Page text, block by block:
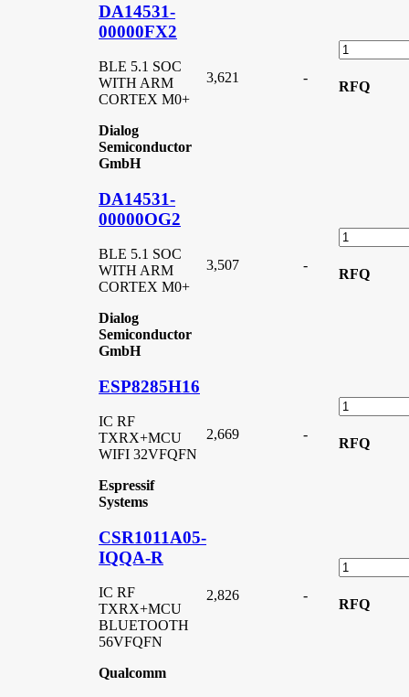
DA14531-
00000FX2
BLE 5.1 SOC
WITH ARM
CORTEX M0+
Dialog
Semiconductor
GmbH
3,621 -
RFQ
DA14531-
00000OG2
BLE 5.1 SOC
WITH ARM
CORTEX M0+
Dialog
Semiconductor
GmbH
3,507 -
RFQ
ESP8285H16
IC RF
TXRX+MCU
WIFI 32VFQFN
Espressif
Systems
2,669 -
RFQ
CSR1011A05-
IQQA-R
IC RF
TXRX+MCU
BLUETOOTH
56VFQFN
Qualcomm
2,826 -
RFQ